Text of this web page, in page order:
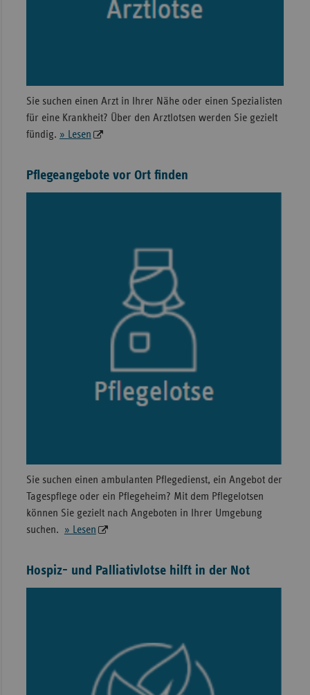
Sie suchen einen Arzt in Ihrer Nähe oder einen Spezialisten
für eine Krankheit? Über den Arztlotsen werden Sie gezielt
fündig. » Lesen
Pflegeangebote vor Ort finden
Sie suchen einen ambulanten Pflegedienst, ein Angebot der
Tagespflege oder ein Pflegeheim? Mit dem Pflegelotsen
können Sie gezielt nach Angeboten in Ihrer Umgebung
suchen. » Lesen
Hospiz- und Palliativlotse hilft in der Not